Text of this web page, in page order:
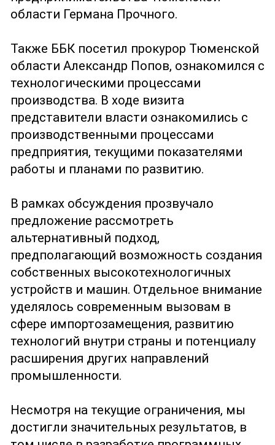
области Германа Прочного.
Также ББК посетил прокурор Тюменской
области Александр Попов, ознакомился с
технологическими процессами
производства. В ходе визита
представители власти ознакомились с
производственными процессами
предприятия, текущими показателями
работы и планами по развитию.
В рамках обсуждения прозвучало
предложение рассмотреть
альтернативный подход,
предполагающий возможность создания
собственных высокотехнологичных
устройств и машин. Отдельное внимание
уделялось современным вызовам в
сфере импортозамещения, развитию
технологий внутри страны и потенциалу
расширения других направлений
промышленности.
Несмотря на текущие ограничения, мы
достигли значительных результатов, в